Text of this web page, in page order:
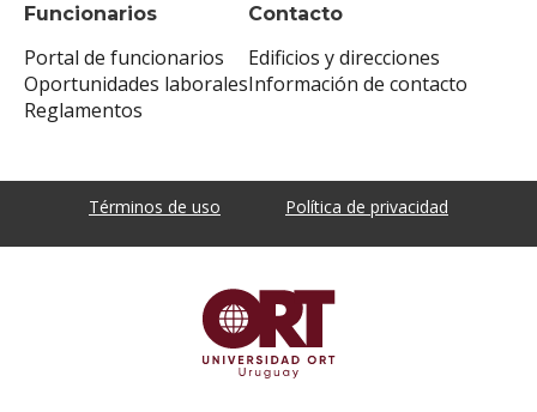
Funcionarios
Portal de funcionarios
Oportunidades laborales
Reglamentos
Contacto
Edificios y direcciones
Información de contacto
Términos de uso Política de privacidad